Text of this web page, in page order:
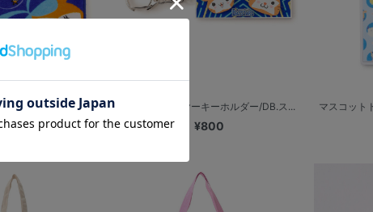
ターマン＆DB.キララ
¥800
アクリルレイヤーキーホルダー/DB.ス...
¥800
マスコット